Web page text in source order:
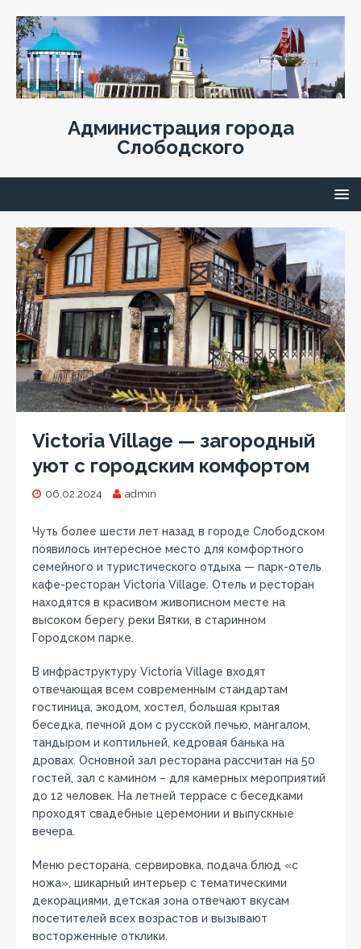
Администрация города
Слободского
Victoria Village — загородный
уют с городским комфортом
06.02.2024 admin
Чуть более шести лет назад в городе Слободском
появилось интересное место для комфортного
семейного и туристического отдыха — парк-отель
кафе-ресторан Victoria Village. Отель и ресторан
находятся в красивом живописном месте на
высоком берегу реки Вятки, в старинном
Городском парке.
В инфраструктуру Victoria Village входят
отвечающая всем современным стандартам
гостиница, экодом, хостел, большая крытая
беседка, печной дом с русской печью, мангалом,
тандыром и коптильней, кедровая банька на
дровах. Основной зал ресторана рассчитан на 50
гостей, зал с камином – для камерных мероприятий
до 12 человек. На летней террасе с беседками
проходят свадебные церемонии и выпускные
вечера.
Меню ресторана, сервировка, подача блюд «с
ножа», шикарный интерьер с тематическими
декорациями, детская зона отвечают вкусам
посетителей всех возрастов и вызывают
восторженные отклики.